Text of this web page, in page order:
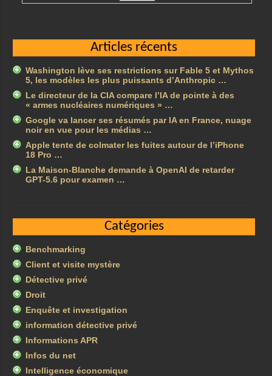
Articles récents
Washington lève ses restrictions sur Fable 5 et Mythos
5, les modèles les plus puissants d’Anthropic …
Le directeur de la CIA compare l’IA de pointe à des
« armes nucléaires numériques » …
Google va lancer ses résumés par IA en France, nuage
noir en vue pour les médias …
Apple tente de colmater les fuites autour de l’iPhone
18 Pro …
La Maison-Blanche demande à OpenAI de retarder
GPT-5.6 pour examen …
Catégories
Benchmarking
Client et visite mystère
Détective privé
Droit
Enquête et investigation
information détective privé
Informations APR
Infos du net
Intelligence économique